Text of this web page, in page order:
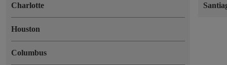
Charlotte
Houston
Columbus